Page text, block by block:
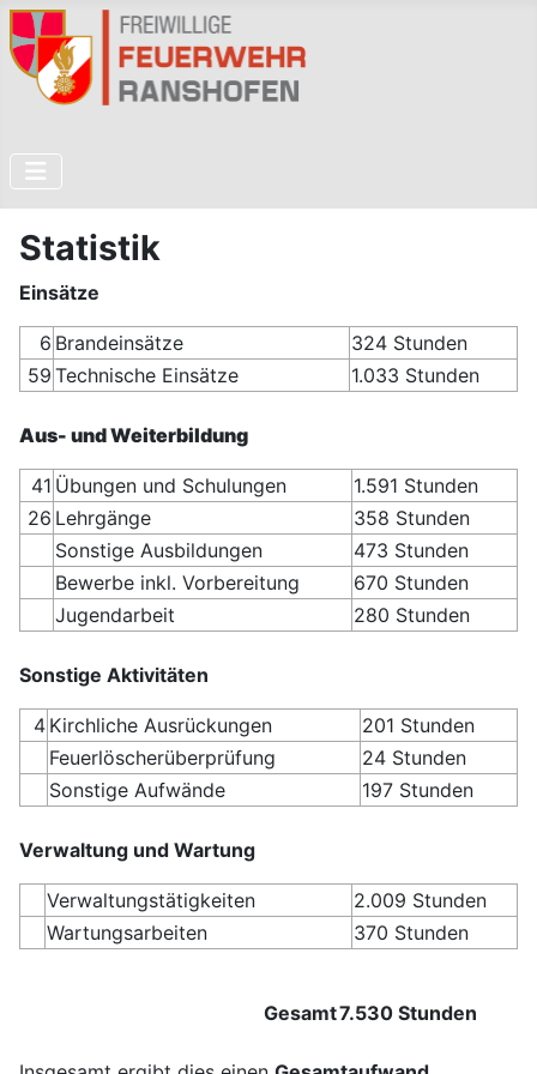
Statistik
Einsätze
6 Brandeinsätze
324 Stunden
59 Technische Einsätze 1.033 Stunden
Aus- und Weiterbildung
41 Übungen und Schulungen
1.591 Stunden
26 Lehrgänge
358 Stunden
Sonstige Ausbildungen
473 Stunden
Bewerbe inkl. Vorbereitung
670 Stunden
Jugendarbeit
280 Stunden
Sonstige Aktivitäten
4 Kirchliche Ausrückungen
201 Stunden
Feuerlöscherüberprüfung
24 Stunden
Sonstige Aufwände
197 Stunden
Verwaltung und Wartung
Verwaltungstätigkeiten
2.009 Stunden
Wartungsarbeiten
370 Stunden
Gesamt7.530 Stunden